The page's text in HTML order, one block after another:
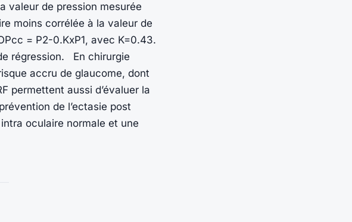
valeur de pression mesurée
moins corrélée à la valeur de
= P2-0.KxP1, avec K=0.43.
régression. En chirurgie
accru de glaucome, dont
permettent aussi d’évaluer la
de l’ectasie post
oculaire normale et une